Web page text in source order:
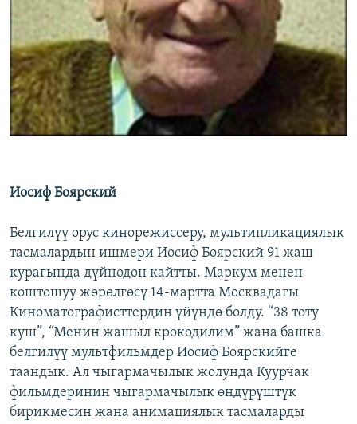
Иосиф Боярский
Белгилүү орус кинорежиссеру, мультипликациялык
тасмалардын ишмери Иосиф Боярский 91 жаш
курагында дүйнөдөн кайтты. Маркум менен
коштошуу жөрөлгөсү 14-мартта Москвадагы
Киноматографисттердин үйүндө болду. “38 тоту
куш”, “Менин жашыл крокодилим” жана башка
белгилүү мультфильмдер Иосиф Боярскийге
таандык. Ал чыгармачылык жолунда Куурчак
фильмдеринин чыгармачылык өндүрүштүк
бирикмесин жана анимациялык тасмаларды